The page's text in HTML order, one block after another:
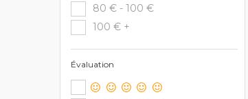
80 € - 100 €
100 € +
Évaluation